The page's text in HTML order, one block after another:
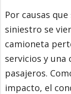
Por causas
siniestro se
camioneta
servicios y
pasajeros.
impacto, el